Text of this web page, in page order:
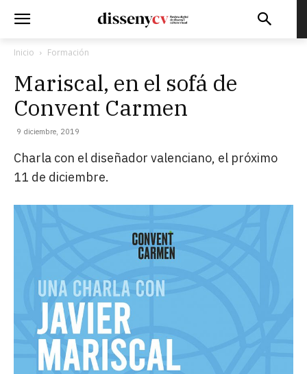
Inicio Formación
Mariscal, en el sofá de
Convent Carmen
9 diciembre, 2019
Charla con el diseñador valenciano, el próximo
11 de diciembre.